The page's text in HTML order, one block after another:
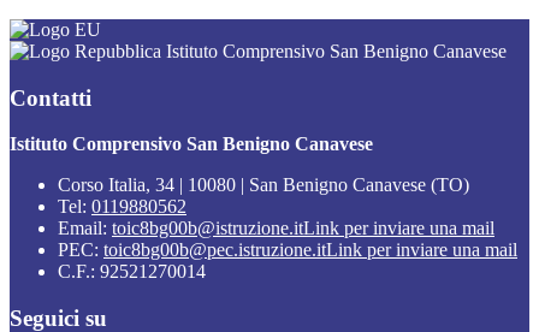
Istituto Comprensivo San Benigno Canavese
Contatti
Istituto Comprensivo San Benigno Canavese
Corso Italia, 34 | 10080 | San Benigno Canavese (TO)
Tel: 0119880562
Email: toic8bg00b@istruzione.itLink per inviare una mail
PEC: toic8bg00b@pec.istruzione.itLink per inviare una mail
C.F.: 92521270014
Seguici su